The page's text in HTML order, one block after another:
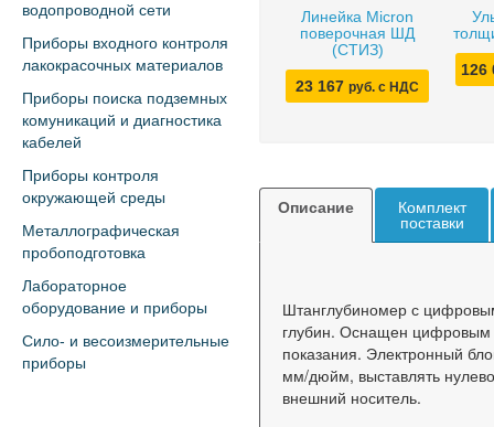
водопроводной сети
Приборы входного контроля
лакокрасочных материалов
Приборы поиска подземных
комуникаций и диагностика
кабелей
Приборы контроля
окружающей среды
Металлографическая
пробоподготовка
Лабораторное
оборудование и приборы
Сило- и весоизмерительные
приборы
Линейка Micron
поверочная ШД
(СТИЗ)
23 167 руб. с НДС
126
Описание
Комплект
поставки
Штанглубиномер с
глубин. Оснащен цифровым
показания. Электронный
мм/дюйм, выставлять
внешний носитель.